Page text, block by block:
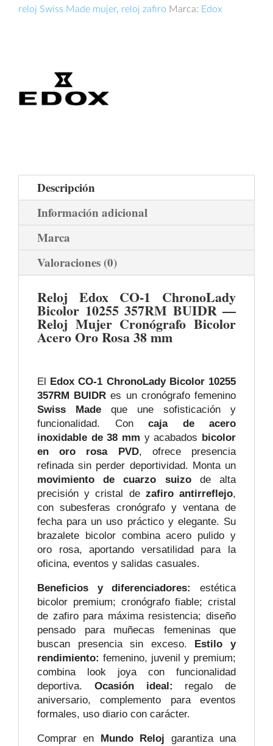
reloj Swiss Made mujer, reloj zafiro Marca: Edox
Descripción
Información adicional
Marca
Valoraciones (0)
Reloj Edox CO‑1 ChronoLady
Bicolor 10255 357RM BUIDR —
Reloj Mujer Cronógrafo Bicolor
Acero Oro Rosa 38 mm
El
Edox CO‑1 ChronoLady Bicolor 10255
357RM BUIDR es un cronógrafo femenino
Swiss Made que une sofisticación y
funcionalidad. Con caja de acero
inoxidable de 38 mm y acabados bicolor
en oro rosa PVD, ofrece presencia
refinada sin perder deportividad. Monta un
movimiento de cuarzo suizode alta
precisión y cristal de zafiro antirreflejo,
con subesferas cronógrafo y ventana de
fecha para un uso práctico y elegante. Su
brazalete bicolor combina acero pulido y
oro rosa, aportando versatilidad para la
oficina, eventos y salidas casuales.
Beneficios y diferenciadores:
estética
bicolor premium; cronógrafo fiable; cristal
de zafiro para máxima resistencia; diseño
pensado para muñecas femeninas que
buscan presencia sin exceso.
Estilo y
rendimiento: femenino, juvenil y premium;
combina look joya con funcionalidad
deportiva. Ocasión ideal: regalo de
aniversario, complemento para eventos
formales, uso diario con carácter.
Comprar en Mundo Reloj garantiza una